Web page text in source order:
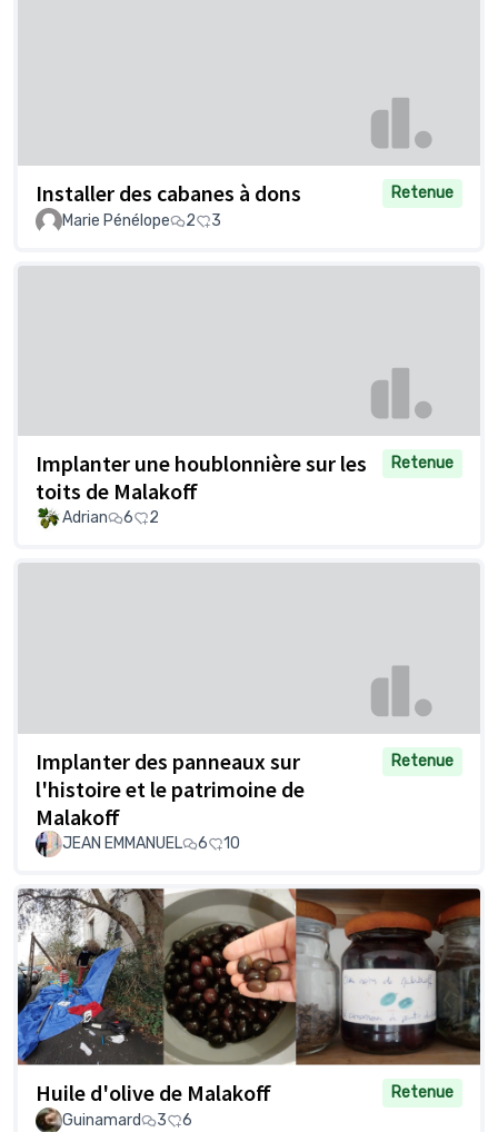
Installer des cabanes à dons
Retenue
Marie Pénélope
2 3
Implanter une houblonnière sur les
toits de Malakoff
Retenue
Adrian 6 2
Implanter des panneaux sur
l'histoire et le patrimoine de
Malakoff
Retenue
JEAN EMMANUEL 6 10
Huile d'olive de Malakoff
Retenue
Guinamard
3 6